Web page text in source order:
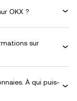
OKX ?
sur
À qui puis-